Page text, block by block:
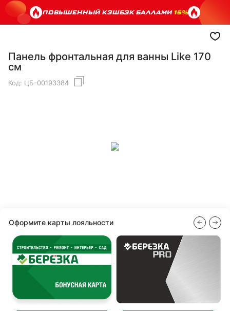
ПОВЫШЕННЫЙ КЭШБЭК БАЛЛАМИ15%
Панель фронтальная для ванны Like 170
см
Код: ЦБ-00193384
Оформите карты лояльности